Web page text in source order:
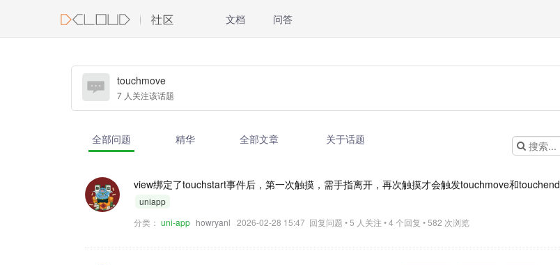
文档 问答
touchmove
7 人关注该话题
全部问题 精华 全部文章 关于话题
view绑定了touchstart事件后，第一次触摸，需手指离开，再次触摸才会触发touchmove和touchend
uniapp
分类： uni-app howryanl 2026-02-28 15:47 回复问题 • 5 人关注 • 4 个回复 • 582 次浏览